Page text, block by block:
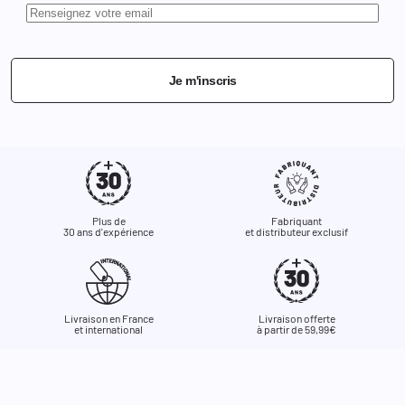
Je m'inscris
Plus de
30 ans d'expérience
Fabriquant
et distributeur exclusif
Livraison en France
et international
Livraison offerte
à partir de 59,99€